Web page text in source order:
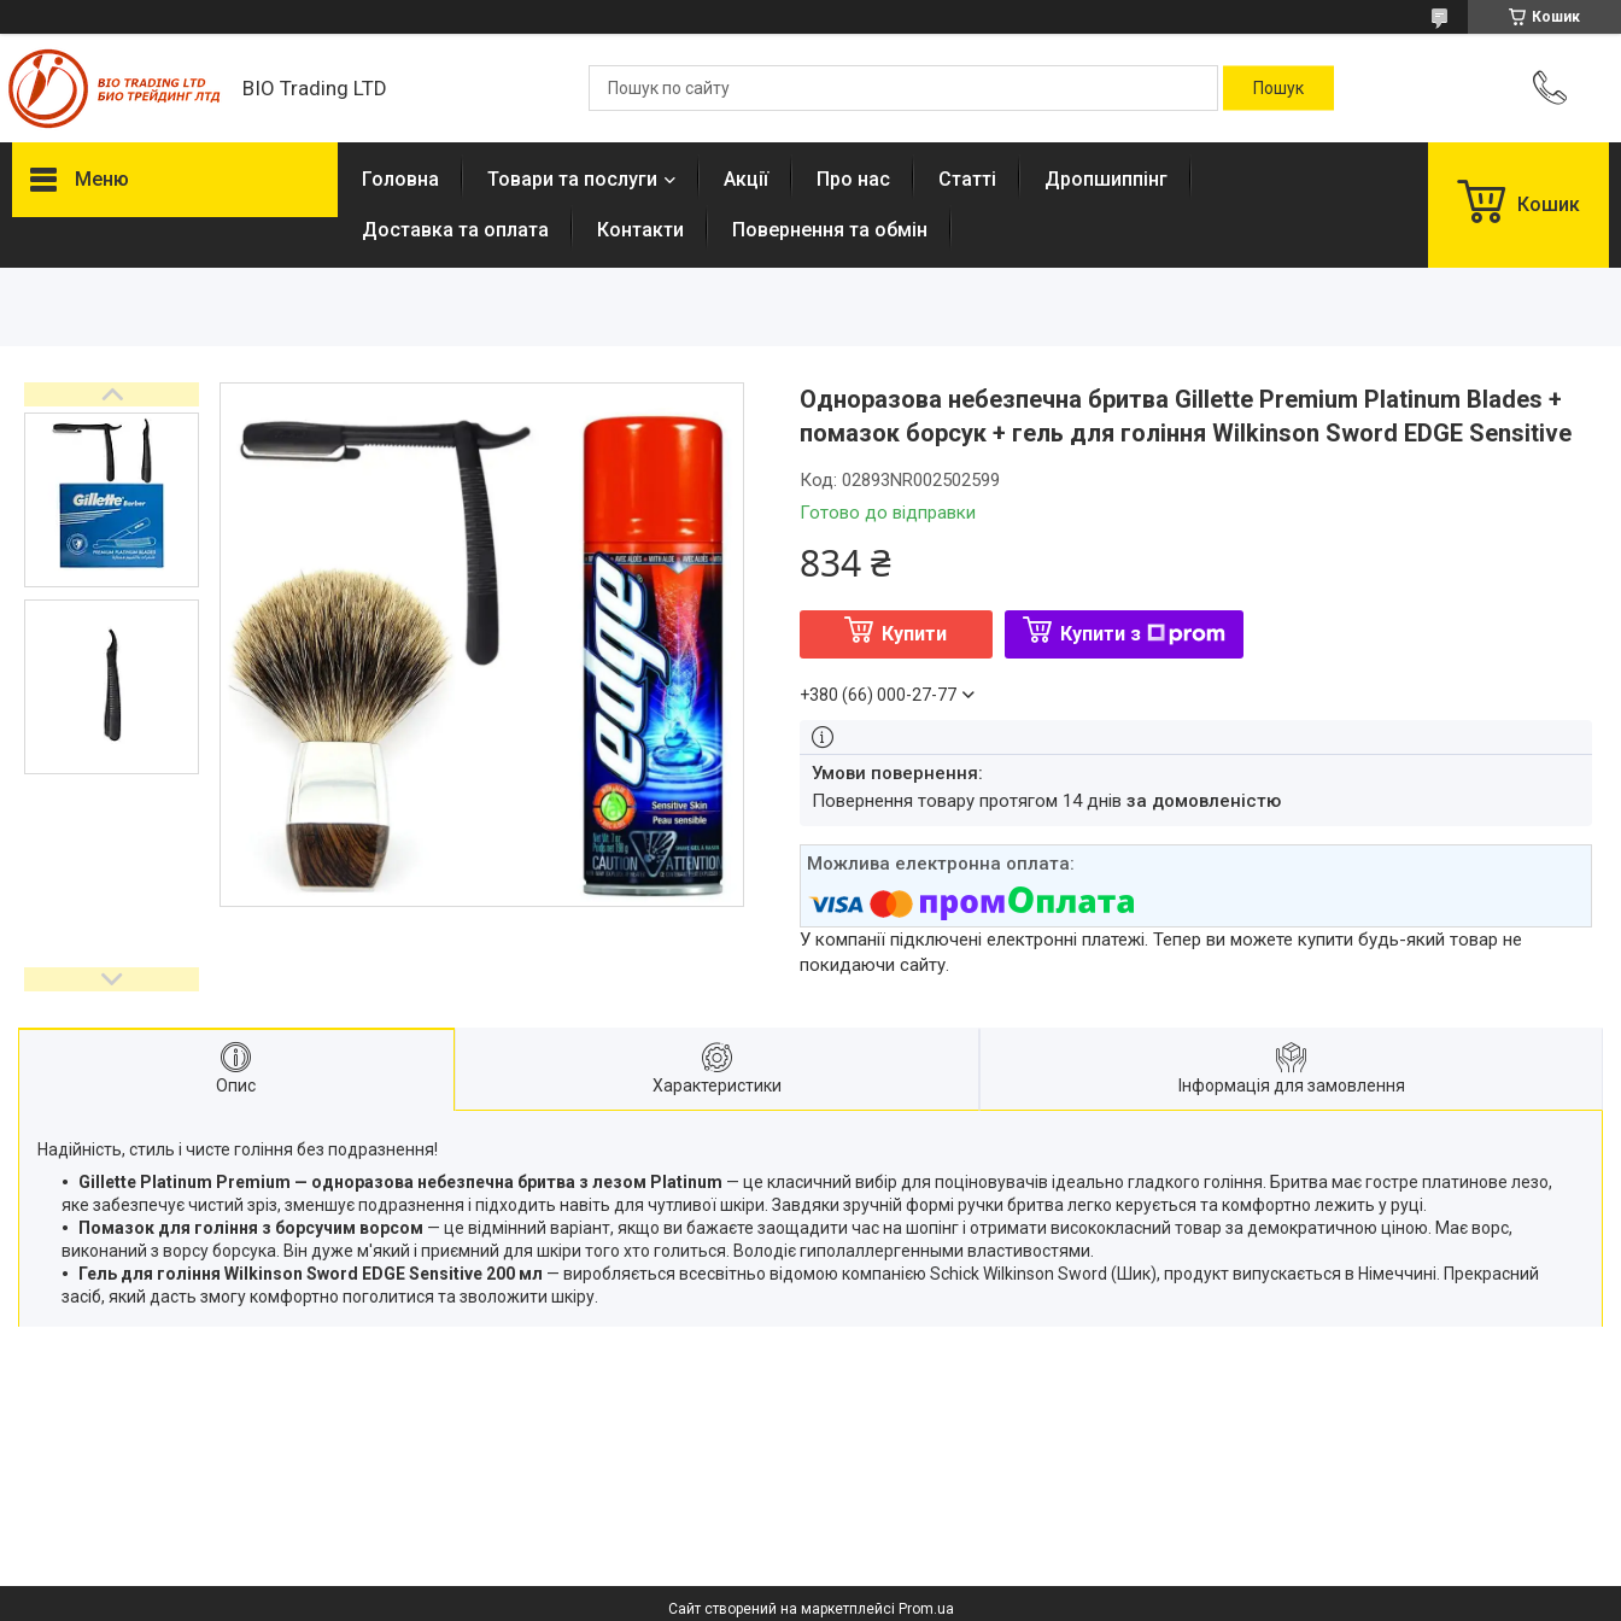
Кошик
BIO Trading LTD
Меню
Гігієна та здоров'я
Іграшки
Сумки, рюкзаки
Аксесуари з натуральної шкіри
(пітон, крокодил)
Взуття
Екіпірування для полювання та
риболовлі
Засоби приглушення
радіосигналу
Товари з Польщі
Побутова хімія з Європи
Електричні зубні щітки
Про нас
Головна Товари та послуги Акції Про нас Статті Дропшиппінг
Доставка та оплата Контакти Повернення та обмін
Кошик
Одноразова небезпечна бритва Gillette Premium Platinum Blades +
помазок борсук + гель для гоління Wilkinson Sword EDGE Sensitive
Готово до відправки
Код: 02893NR002502599
834 ₴
Купити Купити з
+380 (66) 000-27-77
повернення товару протягом 14 днів за домовленістю
У компанії підключені електронні платежі. Тепер ви можете купити будь-який товар не
покидаючи сайту.
Опис Характеристики Інформація для замовлення
Надійність, стиль і чисте гоління без подразнення!
Gillette Platinum Premium — одноразова небезпечна бритва з лезом Platinum — це класичний вибір для поціновувачів ідеально гладкого гоління. Бритва має гостре платинове лезо,
яке забезпечує чистий зріз, зменшує подразнення і підходить навіть для чутливої шкіри. Завдяки зручній формі ручки бритва легко керується та комфортно лежить у руці.
Помазок для гоління з борсучим ворсом — це відмінний варіант, якщо ви бажаєте заощадити час на шопінг і отримати висококласний товар за демократичною ціною. Має ворс,
виконаний з ворсу борсука. Він дуже м'який і приємний для шкіри того хто голиться. Володіє гиполаллергенными властивостями.
Гель для гоління Wilkinson Sword EDGE Sensitive 200 мл — виробляється всесвітньо відомою компанією Schick Wilkinson Sword (Шик), продукт випускається в Німеччині. Прекрасний
засіб, який дасть змогу комфортно поголитися та зволожити шкіру.
Сайт створений на маркетплейсі Prom.ua